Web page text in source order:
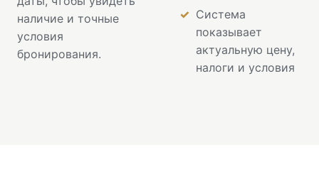
наличие и точные
условия
бронирования.
Система
показывает
актуальную цену,
налоги и условия